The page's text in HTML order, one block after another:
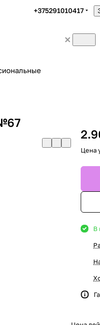
+375291010417
Цена
В